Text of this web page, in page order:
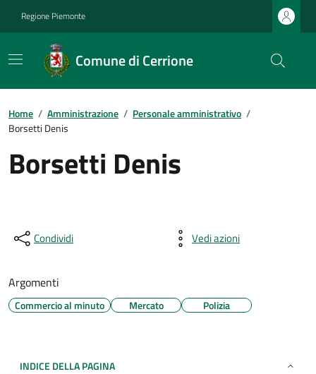
Regione Piemonte
Comune di Cerrione
Home / Amministrazione / Personale amministrativo /
Borsetti Denis
Borsetti Denis
Condividi Vedi azioni
Argomenti
Commercio al minuto Mercato Polizia
INDICE DELLA PAGINA